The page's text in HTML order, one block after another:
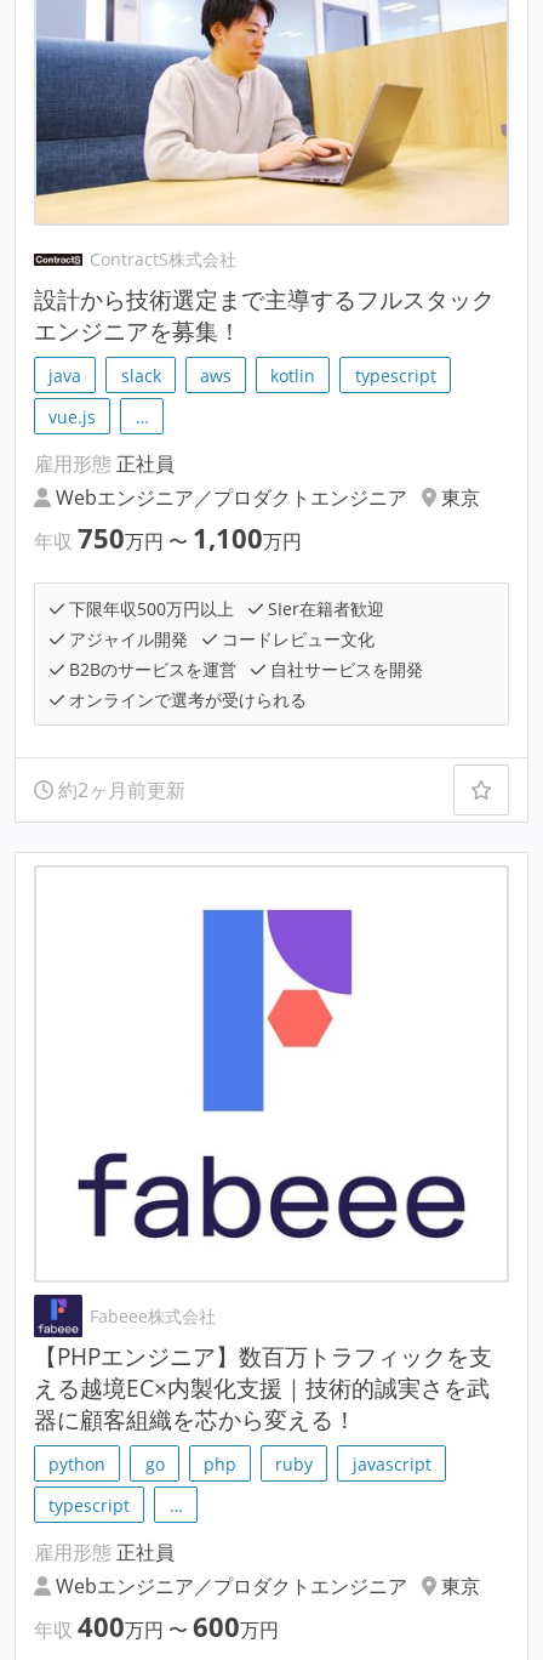
ContractS株式会社
設計から技術選定まで主導するフルスタック
エンジニアを募集！
java slack aws kotlin
typescript
vue.js
…
雇用形態 正社員
Webエンジニア／プロダクトエンジニア
東京
年収 750万円 〜 1,100万円
下限年収500万円以上
SIer在籍者歓迎
アジャイル開発
コードレビュー文化
B2Bのサービスを運営
自社サービスを開発
オンラインで選考が受けられる
約2ヶ月前更新
Fabeee株式会社
【PHPエンジニア】数百万トラフィックを支
える越境EC×内製化支援｜技術的誠実さを武
器に顧客組織を芯から変える！
python go php ruby
javascript
typescript
…
雇用形態 正社員
Webエンジニア／プロダクトエンジニア
東京
年収 400万円 〜 600万円